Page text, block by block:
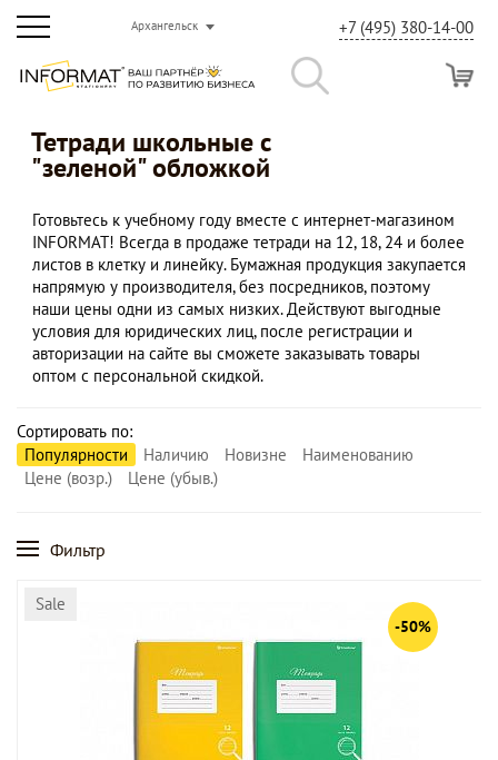
Архангельск +7 (495) 380-14-00
Тетради школьные с
"зеленой" обложкой
Готовьтесь к учебному году вместе с интернет-магазином
INFORMAT! Всегда в продаже тетради на 12, 18, 24 и более
листов в клетку и линейку. Бумажная продукция закупается
напрямую у производителя, без посредников, поэтому
наши цены одни из самых низких. Действуют выгодные
условия для юридических лиц, после регистрации и
авторизации на сайте вы сможете заказывать товары
оптом с персональной скидкой.
Сортировать по:
Популярности
Наличию Новизне
Наименованию
Цене (возр.)
Цене (убыв.)
Фильтр
Sale
-50%